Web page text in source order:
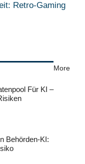
Retro-Gaming
More
Für KI –
Behörden-KI: